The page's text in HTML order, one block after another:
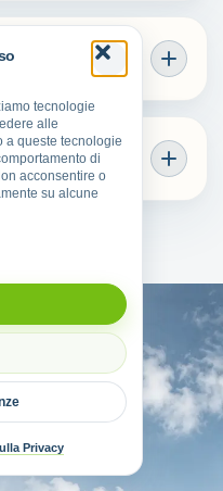
tecnologie
alle
a queste tecnologie
di
acconsentire o
su alcune
Privacy
Licenza?
di Licenza?